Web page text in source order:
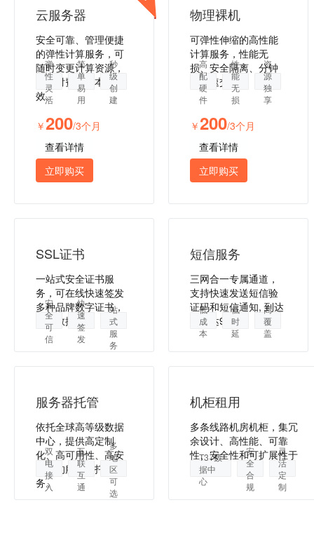
云服务器
安全可靠、管理便捷
的弹性计算服务，可
随时变更计算资源，
按需付费，降本增
效。
弹
性
灵
活
简
单
易
用
秒
级
创
建
￥200/3个月
查看详情
立即购买
物理裸机
可弹性伸缩的高性能
计算服务，性能无
损、安全隔离、分钟
级极速交付。
高
配
硬
件
性
能
无
损
资
源
独
享
￥200/3个月
查看详情
立即购买
SSL证书
一站式安全证书服
务，可在线快速签发
多种品牌数字证书，
保障数据安全
安
全
可
信
快
速
签
发
一
站
式
服
务
短信服务
三网合一专属通道，
支持快速发送短信验
证码和短信通知, 到达
率高达99%。
低
成
本
低
时
延
高
覆
盖
服务器托管
依托全球高等级数据
中心，提供高定制
化、高可用性、高安
全性的服务器托管服
务。
双
电
接
入
互
联
互
通
多
地
区
可
选
机柜租用
多条线路机房机柜，集冗
余设计、高性能、可靠
性、安全性和可扩展性于
一身。
T3+数
据中
心
安
全
合
规
灵
活
定
制